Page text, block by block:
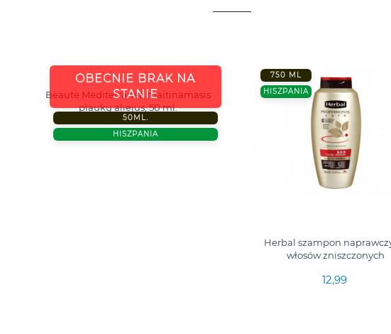
OBECNIE BRAK NA
STANIE
50ML.
HISZPANIA
Beaute Mediterranea maitinamasis
plaukų aliejus, 50 ml.
19,00
750 ML
HISZPANIA
Herbal szampon
włosów zniszczonych
12,99